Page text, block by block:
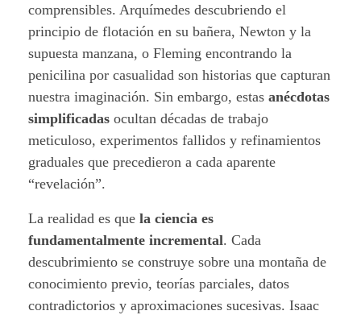
s
i
n
E
u
r
e
k
a
comprensibles. Arquímedes descubriendo el
principio de flotación en su bañera, Newton y la
supuesta manzana, o Fleming encontrando la
penicilina por casualidad son historias que capturan
nuestra imaginación. Sin embargo, estas anécdotas
simplificadas ocultan décadas de trabajo
meticuloso, experimentos fallidos y refinamientos
graduales que precedieron a cada aparente
“revelación”.
La realidad es que la ciencia es
fundamentalmente incremental. Cada
descubrimiento se construye sobre una montaña de
conocimiento previo, teorías parciales, datos
contradictorios y aproximaciones sucesivas. Isaac